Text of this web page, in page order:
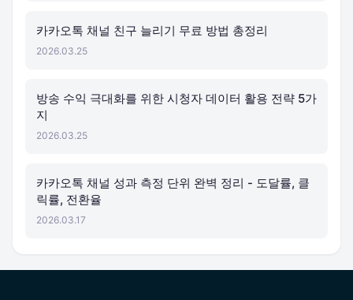
카카오톡 채널 친구 늘리기 무료 방법 총정리
2026.03.25
방송 수익 극대화를 위한 시청자 데이터 활용 전략 5가
지
2026.03.25
카카오톡 채널 성과 측정 단위 완벽 정리 - 도달률, 클
릭률, 전환율
2026.03.17